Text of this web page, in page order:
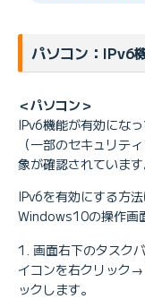
BIGLOBE光パック
「ひかり」コース
（受付終了）
ス
（受付終了）「Bフ
パソコン：IPv6
＜パソコン＞
IPv6機能が有効にな
（一部のセキュリテ
象が確認されています
IPv6を有効にする方
Windows10の操作画
画面右下のタスク
イコンを右クリック
ックします。